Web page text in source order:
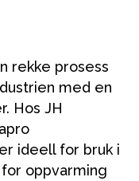
rekke prosess
med en
Hos JH
ideell for bruk i
oppvarming